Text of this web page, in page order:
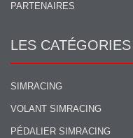
PARTENAIRES
LES CATÉGORIES
SIMRACING
VOLANT SIMRACING
PÉDALIER SIMRACING